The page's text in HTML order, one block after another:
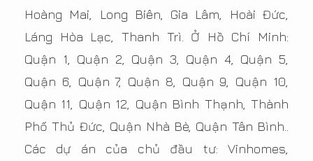
Hoàng Mai, Long Biên, Gia Lâm, Hoài Đức,
Láng Hòa Lạc, Thanh Trì. Ở Hồ Chí Minh:
Quận 1, Quận 2, Quận 3, Quận 4, Quận 5,
Quận 6, Quận 7, Quận 8, Quận 9, Quận 10,
Quận 11, Quận 12, Quận Bình Thạnh, Thành
Phố Thủ Đức, Quận Nhà Bè, Quận Tân Bình..
Các dự án của chủ đầu tư: Vinhomes,